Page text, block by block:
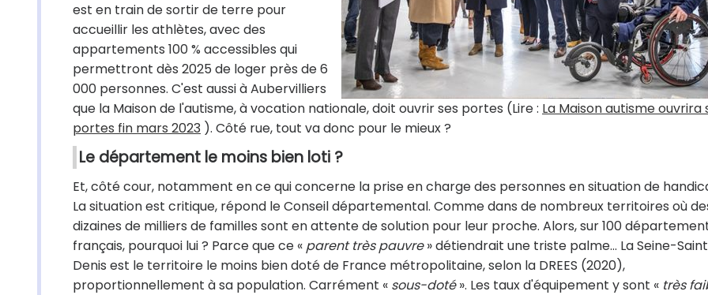
est en train de sortir de terre pour
accueillir les athlètes, avec des
appartements 100 % accessibles qui
permettront dès 2025 de loger près de 6
000 personnes. C'est aussi à Aubervilliers
que la Maison de l'autisme, à vocation nationale, doit ouvrir ses portes (Lire : La Maison autisme ouvrira
portes fin mars 2023 ). Côté rue, tout va donc pour le mieux ?
Le département le moins bien loti ?
Et, côté cour, notamment en ce qui concerne la prise en charge des personnes en situation de
La situation est critique, répond le Conseil départemental. Comme dans de nombreux territoires où
dizaines de milliers de familles sont en attente de solution pour leur proche. Alors, sur 100
français, pourquoi lui ? Parce que ce « parent très pauvre» détiendrait une triste palme... La Seine-
Denis est le territoire le moins bien doté de France métropolitaine, selon la DREES (2020),
proportionnellement à sa population. Carrément « sous-doté». Les taux d'équipement y sont « très